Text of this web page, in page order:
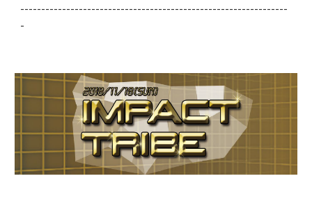
----------------------------------------------------------------
-